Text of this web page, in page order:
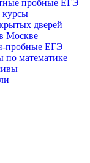
пробные ЕГЭ
курсы
дверей
Москве
пробные ЕГЭ
по математике